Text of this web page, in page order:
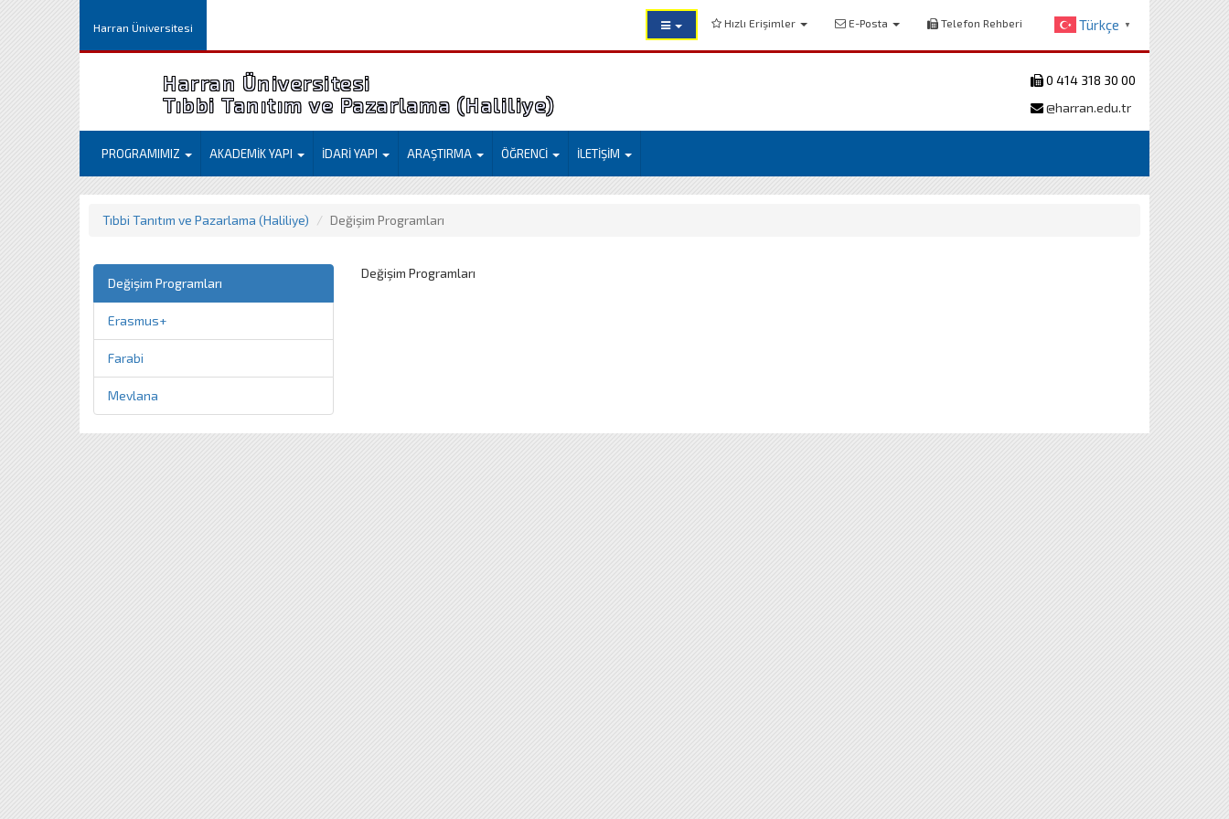
Harran Üniversitesi Hızlı Erişimler E-Posta Telefon Rehberi Türkçe ▼
Harran Üniversitesi
Tıbbi Tanıtım ve Pazarlama (Haliliye)
0 414 318 30 00
@harran.edu.tr
PROGRAMIMIZ AKADEMİK YAPI İDARİ YAPI ARAŞTIRMA ÖĞRENCİ İLETİŞİM
Tıbbi Tanıtım ve Pazarlama (Haliliye) Değişim Programları
Değişim Programları
Erasmus+
Farabi
Mevlana
Değişim Programları